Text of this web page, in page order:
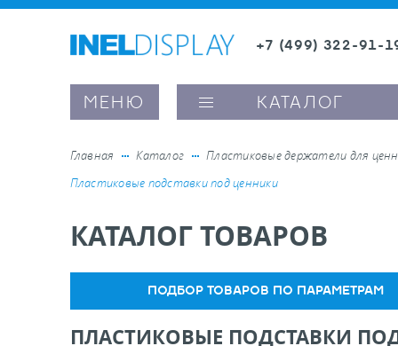
+7 (499) 322-91-
МЕНЮ КАТАЛОГ
вывесок и шелфтокеры
Главная Каталог
Пластиковые держатели для
Пластиковые подставки под ценники
КАТАЛОГ ТОВАРОВ
ПОДБОР ТОВАРОВ ПО ПАРАМЕТРАМ
ПЛАСТИКОВЫЕ ПОДСТАВКИ